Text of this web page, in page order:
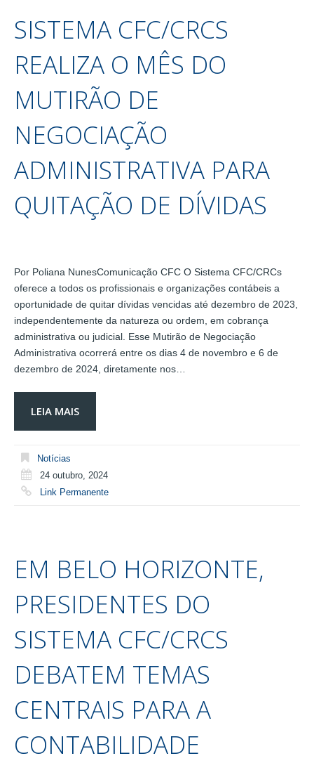
SISTEMA CFC/CRCS
REALIZA O MÊS DO
MUTIRÃO DE
NEGOCIAÇÃO
ADMINISTRATIVA PARA
QUITAÇÃO DE DÍVIDAS
Por Poliana NunesComunicação CFC O Sistema CFC/CRCs
oferece a todos os profissionais e organizações contábeis a
oportunidade de quitar dívidas vencidas até dezembro de 2023,
independentemente da natureza ou ordem, em cobrança
administrativa ou judicial. Esse Mutirão de Negociação
Administrativa ocorrerá entre os dias 4 de novembro e 6 de
dezembro de 2024, diretamente nos…
LEIA MAIS
Notícias
24 outubro, 2024
Link Permanente
EM BELO HORIZONTE,
PRESIDENTES DO
SISTEMA CFC/CRCS
DEBATEM TEMAS
CENTRAIS PARA A
CONTABILIDADE